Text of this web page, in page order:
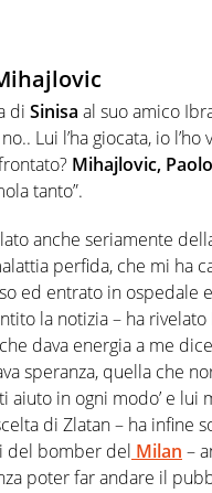
di Sinisa al suo amico
Lui l’ha giocata, io l’ho
Mihajlovic,
tanto”.
anche seriamente
perfida, che mi ha
ed entrato in ospedale
la notizia – ha rivelato
dava energia a me
speranza, quella che
aiuto in ogni modo’ e lui
di Zlatan – ha
del bomber del Milan –
poter far andare il